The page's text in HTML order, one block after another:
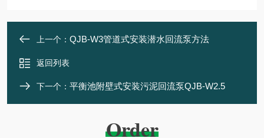
上一个： QJB-W3管道式安装潜水回流泵方法
返回列表
下一个： 平衡池附壁式安装污泥回流泵QJB-W2.5
Order